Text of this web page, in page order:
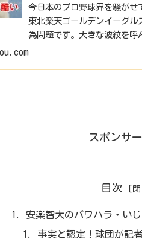
今日本のプロ野球界を騒がせ
東北楽天ゴールデンイーグ
為問題です。大きな波紋を呼
題、なんとそのい...
スポンサ
目次
安楽智大のパワハラ・い
事実と認定！球団が記